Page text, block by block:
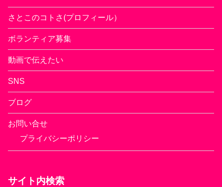
さとこのコトさ(プロフィール）
ボランティア募集
動画で伝えたい
SNS
ブログ
お問い合せ
プライバシーポリシー
サイト内検索